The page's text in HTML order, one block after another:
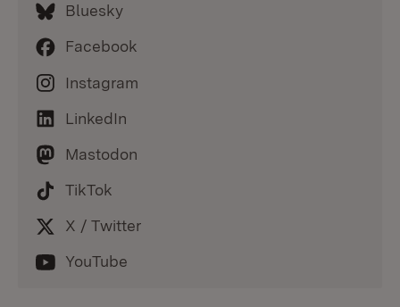
Bluesky
Facebook
Instagram
LinkedIn
Mastodon
TikTok
X / Twitter
YouTube